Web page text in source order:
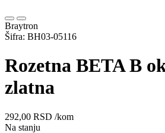
Braytron
Šifra: BH03-05116
Rozetna BETA B
zlatna
292,00 RSD /kom
Na stanju